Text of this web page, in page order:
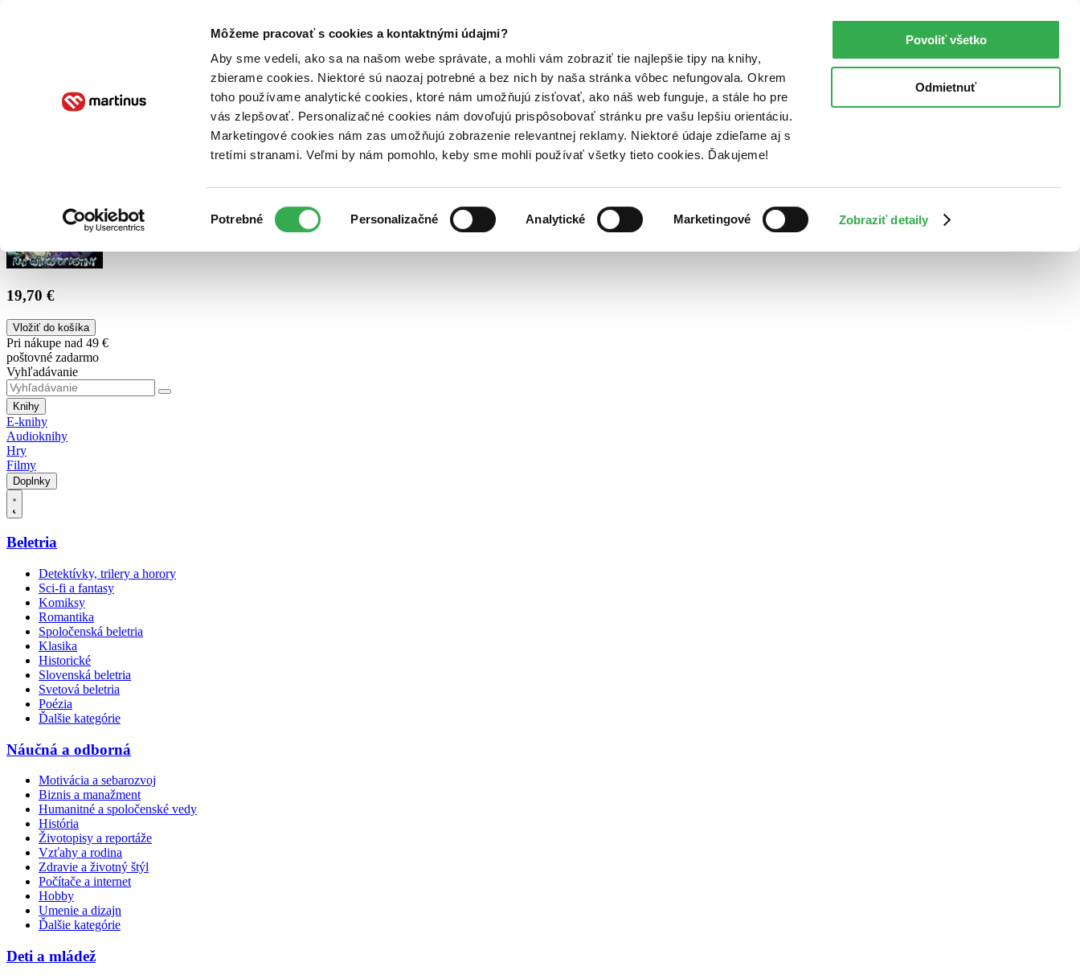
Môžeme pracovať s cookies a kontaktnými údajmi?
Aby sme vedeli, ako sa na našom webe správate, a mohli vám zobraziť tie najlepšie tipy na knihy,
zbierame cookies. Niektoré sú naozaj potrebné a bez nich by naša stránka vôbec nefungovala. Okrem
toho používame analytické cookies, ktoré nám umožňujú zisťovať, ako náš web funguje, a stále ho pre
vás zlepšovať. Personalizačné cookies nám dovoľujú prispôsobovať stránku pre vašu lepšiu orientáciu.
Marketingové cookies nám zas umožňujú zobrazenie relevantnej reklamy. Niektoré údaje zdieľame aj s
tretími stranami. Veľmi by nám pomohlo, keby sme mohli používať všetky tieto cookies. Ďakujeme!
súhlasu
Potrebné Personalizačné Analytické Marketingové Zobraziť detaily
Povoliť všetko
Odmietnuť
Poukážky Kontakt
19,70 €
Vložiť do košíka
Pri nákupe nad 49 €
poštovné zadarmo
Vyhľadávanie
Knihy
E-knihy
Audioknihy
Hry
Filmy
Doplnky
Beletria
Detektívky, trilery a horory
Sci-fi a fantasy
Komiksy
Romantika
Spoločenská beletria
Klasika
Historické
Slovenská beletria
Svetová beletria
Poézia
Ďalšie kategórie
Náučná a odborná
Motivácia a sebarozvoj
Biznis a manažment
Humanitné a spoločenské vedy
História
Životopisy a reportáže
Vzťahy a rodina
Zdravie a životný štýl
Počítače a internet
Hobby
Umenie a dizajn
Ďalšie kategórie
Deti a mládež